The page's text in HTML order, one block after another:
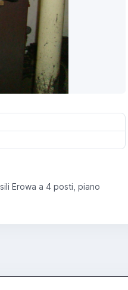
Erowa a 4 posti, piano